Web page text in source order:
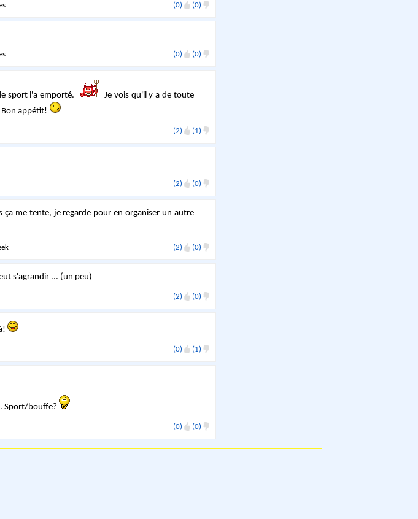
(0) (0)
(0) (0)
sport l'a emporté.
Je vois qu'il y a de toute
appétit!
(2) (1)
(2) (0)
ça me tente, je regarde pour en organiser un autre
(2) (0)
s'agrandir ... (un peu)
(2) (0)
(0) (1)
Sport/bouffe?
(0) (0)